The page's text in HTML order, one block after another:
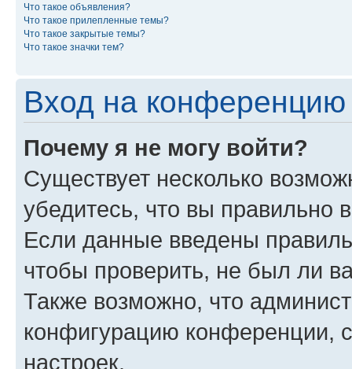
Что такое объявления?
Что такое прилепленные темы?
Что такое закрытые темы?
Что такое значки тем?
Вход на конференцию
Почему я не могу войти?
Существует несколько
убедитесь, что вы правильно
Если данные введены
чтобы проверить, не был ли
Также возможно, что
конфигурацию конференции,
настроек.